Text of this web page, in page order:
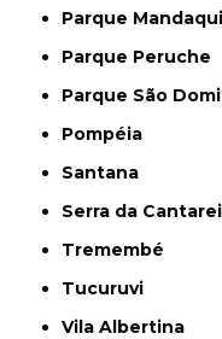
Parque Mandaqui
Parque Peruche
Parque São
Pompéia
Santana
Serra da
Tremembé
Tucuruvi
Vila Albertina